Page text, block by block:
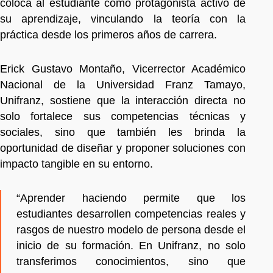
coloca al estudiante como protagonista activo de
su aprendizaje, vinculando la teoría con la
práctica desde los primeros años de carrera.
Erick Gustavo Montaño, Vicerrector Académico
Nacional de la Universidad Franz Tamayo,
Unifranz, sostiene que la interacción directa no
solo fortalece sus competencias técnicas y
sociales, sino que también les brinda la
oportunidad de diseñar y proponer soluciones con
impacto tangible en su entorno.
“Aprender haciendo permite que los
estudiantes desarrollen competencias reales y
rasgos de nuestro modelo de persona desde el
inicio de su formación. En Unifranz, no solo
transferimos conocimientos, sino que